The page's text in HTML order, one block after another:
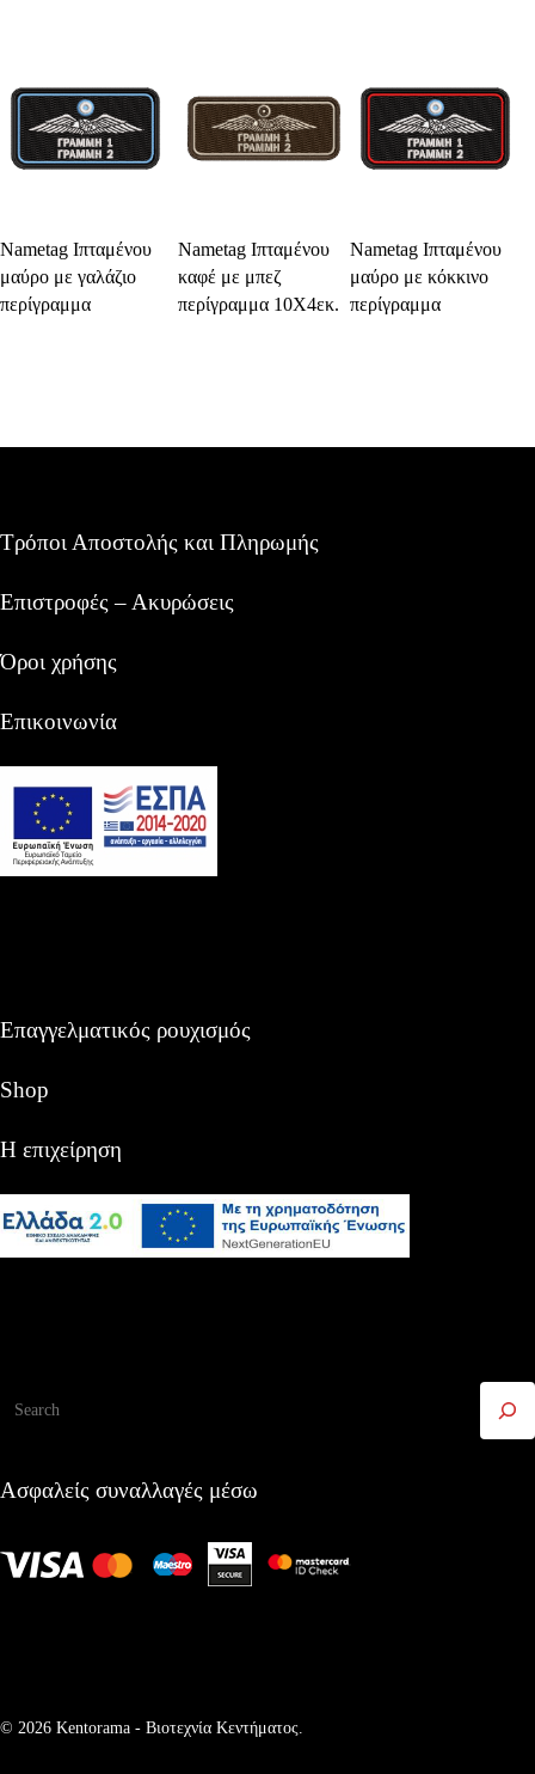
Select Options
Nametag Ιπταμένου
μαύρο με γαλάζιο
περίγραμμα
Select Options
Nametag Ιπταμένου
καφέ με μπεζ
περίγραμμα 10Χ4εκ.
Select Options
Nametag Ιπταμένου
μαύρο με κόκκινο
περίγραμμα
Τρόποι Αποστολής και Πληρωμής
Επιστροφές – Ακυρώσεις
Όροι χρήσης
Επικοινωνία
Επαγγελματικός ρουχισμός
Shop
Η επιχείρηση
Ασφαλείς συναλλαγές μέσω
© 2026 Kentorama - Bιοτεχνία Kεντήματος.